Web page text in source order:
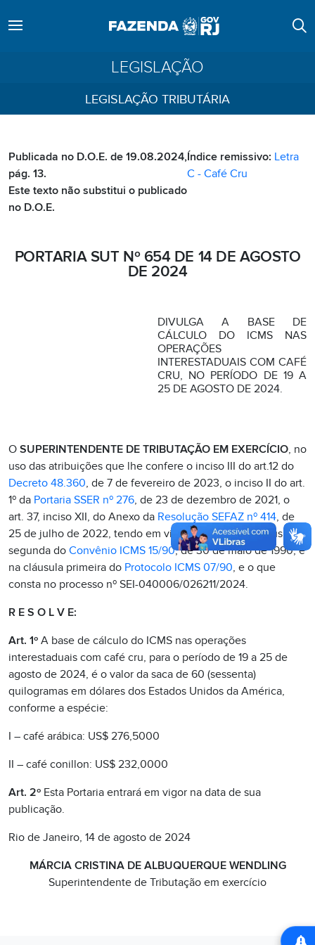
LEGISLAÇÃO
LEGISLAÇÃO TRIBUTÁRIA
Publicada no D.O.E. de 19.08.2024,
pág. 13.
Este texto não substitui o publicado
no D.O.E.
Índice remissivo: Letra
C - Café Cru
PORTARIA SUT Nº 654 DE 14 DE AGOSTO
DE 2024
DIVULGA A BASE DE
CÁLCULO DO ICMS NAS
OPERAÇÕES
INTERESTADUAIS COM CAFÉ
CRU, NO PERÍODO DE 19 A
25 DE AGOSTO DE 2024.
O SUPERINTENDENTE DE TRIBUTAÇÃO EM EXERCÍCIO, no
uso das atribuições que lhe confere o inciso III do art.12 do
Decreto 48.360, de 7 de fevereiro de 2023, o inciso II do art.
1º da Portaria SSER nº 276, de 23 de dezembro de 2021, o
art. 37, inciso XII, do Anexo da Resolução SEFAZ nº 414, de
25 de julho de 2022, tendo em vista o disposto na cláusula
segunda do Convênio ICMS 15/90, de 30 de maio de 1990, e
na cláusula primeira do Protocolo ICMS 07/90, e o que
consta no processo nº SEI-040006/026211/2024.
R E S O L V E:
Art. 1º A base de cálculo do ICMS nas operações
interestaduais com café cru, para o período de 19 a 25 de
agosto de 2024, é o valor da saca de 60 (sessenta)
quilogramas em dólares dos Estados Unidos da América,
conforme a espécie:
I – café arábica: US$ 276,5000
II – café conillon: US$ 232,0000
Art. 2º Esta Portaria entrará em vigor na data de sua
publicação.
Rio de Janeiro, 14 de agosto de 2024
MÁRCIA CRISTINA DE ALBUQUERQUE WENDLING
Superintendente de Tributação em exercício